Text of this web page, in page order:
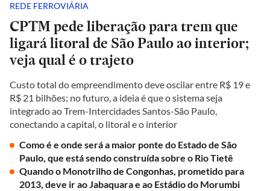
REDE FERROVIÁRIA
CPTM pede liberação para trem que
ligará litoral de São Paulo ao interior;
veja qual é o trajeto
Custo total do empreendimento deve oscilar entre R$ 19 e
R$ 21 bilhões; no futuro, a ideia é que o sistema seja
integrado ao Trem-Intercidades Santos-São Paulo,
conectando a capital, o litoral e o interior
Como é e onde será a maior ponte do Estado de São
Paulo, que está sendo construída sobre o Rio Tietê
Quando o Monotrilho de Congonhas, prometido para
2013, deve ir ao Jabaquara e ao Estádio do Morumbi